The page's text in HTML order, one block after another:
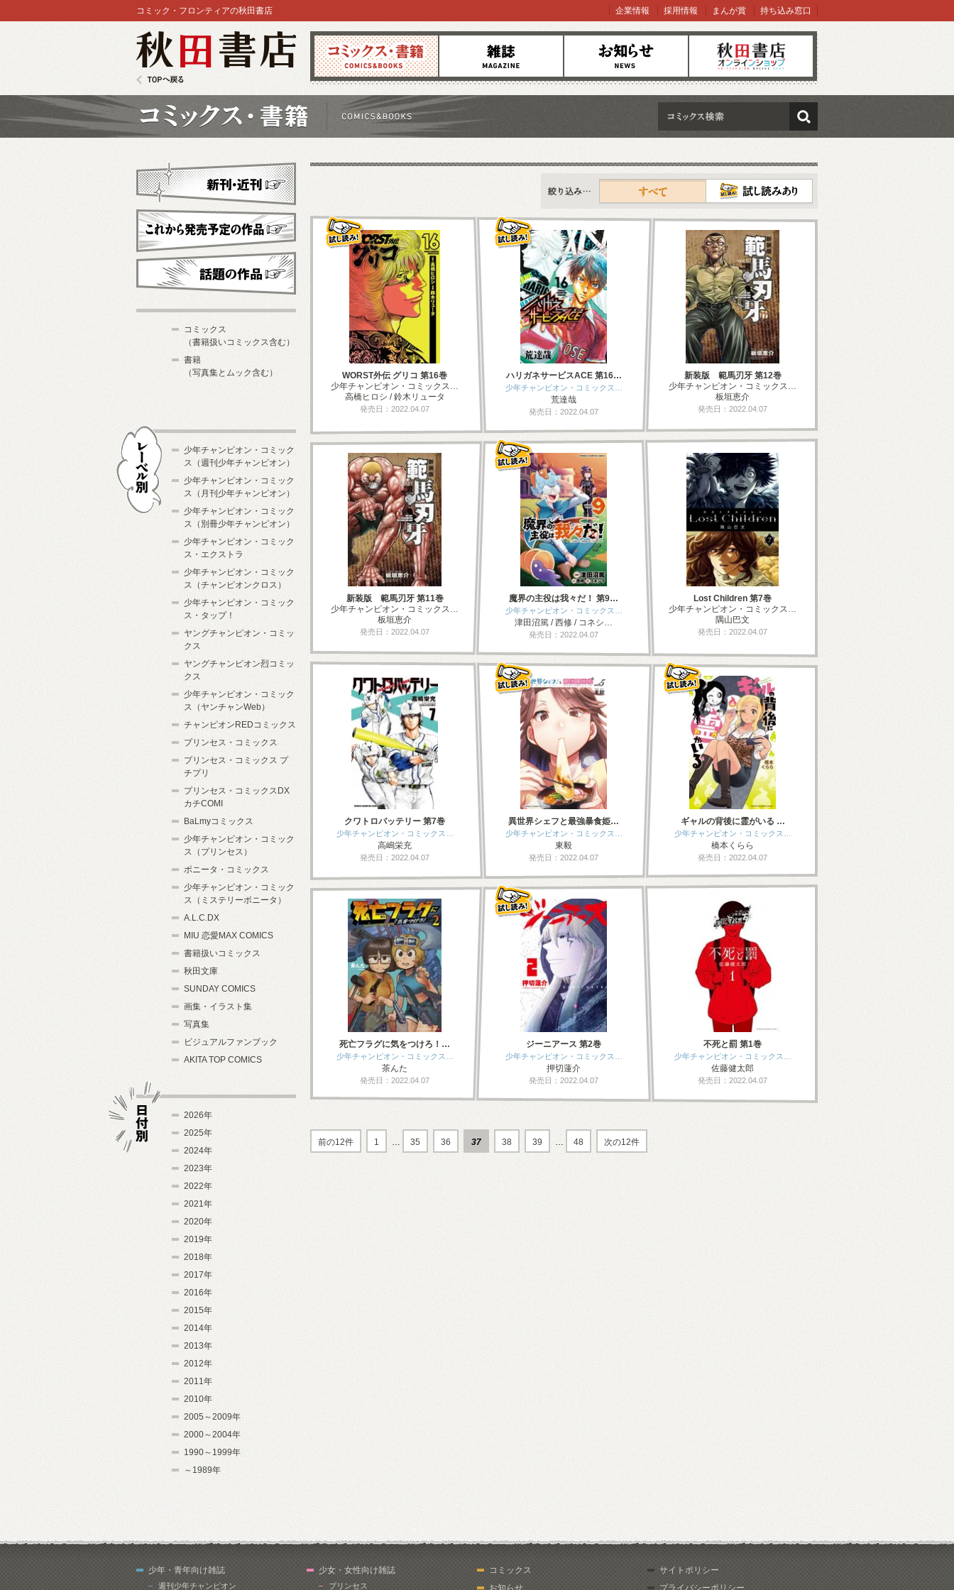
コミックス 雑誌 お知らせ オンラインショップ
コミック・フロンティアの秋田書店 企業情報 採用情報 まんが賞 持ち込み窓口
検索
新刊情報
すべて
WORST外伝 グリコ 第16巻
少年チャンピオン・コミックス…
高橋ヒロシ / 鈴木リュータ
発売日：2022.04.07
ハリガネサービスACE 第16…
少年チャンピオン・コミックス…
荒達哉
発売日：2022.04.07
新装版 範馬刃牙 第12巻
少年チャンピオン・コミックス…
板垣恵介
発売日：2022.04.07
新装版 範馬刃牙 第11巻
少年チャンピオン・コミックス…
板垣恵介
発売日：2022.04.07
魔界の主役は我々だ！ 第9…
少年チャンピオン・コミックス…
津田沼篤 / 西修 / コネシ…
発売日：2022.04.07
Lost Children 第7巻
少年チャンピオン・コミックス…
隅山巴文
発売日：2022.04.07
クワトロバッテリー 第7巻
少年チャンピオン・コミックス…
高嶋栄充
発売日：2022.04.07
異世界シェフと最強暴食姫…
少年チャンピオン・コミックス…
東毅
発売日：2022.04.07
ギャルの背後に霊がいる …
少年チャンピオン・コミックス…
橋本くらら
発売日：2022.04.07
死亡フラグに気をつけろ！…
少年チャンピオン・コミックス…
茶んた
発売日：2022.04.07
ジーニアース 第2巻
少年チャンピオン・コミックス…
押切蓮介
発売日：2022.04.07
不死と罰 第1巻
少年チャンピオン・コミックス…
佐藤健太郎
発売日：2022.04.07
前の12件 1 … 35 36 37 38 39 … 48 次の12件
新刊・近刊
これから発売予定
コミックス
（書籍扱いコミックス含む）
書籍
（写真集とムック含む）
少年チャンピオン・コミック
ス（週刊少年チャンピオン）
少年チャンピオン・コミック
ス（月刊少年チャンピオン）
少年チャンピオン・コミック
ス（別冊少年チャンピオン）
少年チャンピオン・コミック
ス・エクストラ
少年チャンピオン・コミック
ス（チャンピオンクロス）
少年チャンピオン・コミック
ス・タップ！
ヤングチャンピオン・コミッ
クス
ヤングチャンピオン烈コミッ
クス
少年チャンピオン・コミック
ス（ヤンチャンWeb）
チャンピオンREDコミックス
プリンセス・コミックス
プリンセス・コミックス プ
チプリ
プリンセス・コミックスDX
カチCOMI
BaLmyコミックス
少年チャンピオン・コミック
ス（プリンセス）
ボニータ・コミックス
少年チャンピオン・コミック
ス（ミステリーボニータ）
A.L.C.DX
MIU 恋愛MAX COMICS
書籍扱いコミックス
秋田文庫
SUNDAY COMICS
画集・イラスト集
写真集
ビジュアルファンブック
AKITA TOP COMICS
2026年
2025年
2024年
2023年
2022年
2021年
2020年
2019年
2018年
2017年
2016年
2015年
2014年
2013年
2012年
2011年
2010年
2005～2009年
2000～2004年
1990～1999年
～1989年
少年・青年向け雑誌
週刊少年チャンピオン
少女・女性向け雑誌
プリンセス
コミックス
お知らせ
サイトポリシー
プライバシーポリシー